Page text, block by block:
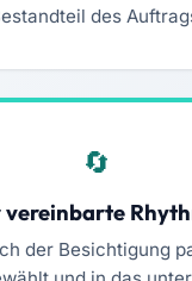
des
vereinbarte
der Besichtigung